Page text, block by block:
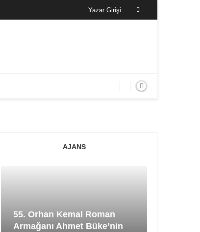
Yazar Girişi
AJANS
55. Orhan Kemal Roman
Armağanı Ahmet Büke’nin